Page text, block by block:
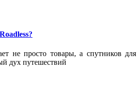
не просто товары, а спутников для
дух путешествий